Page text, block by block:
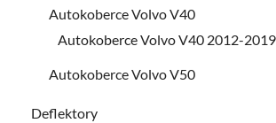
Autokoberce Volvo V40
Autokoberce Volvo V40 2012-2019
Autokoberce Volvo V50
Deflektory